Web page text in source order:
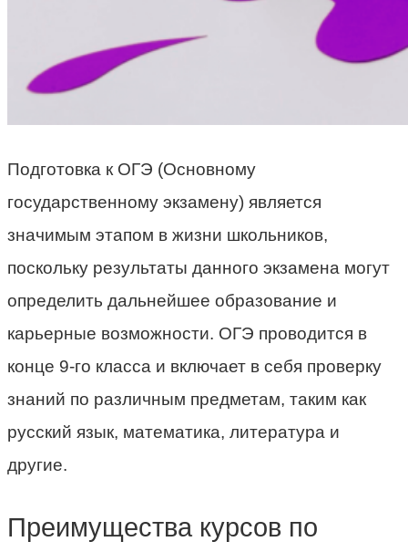
Подготовка к ОГЭ (Основному
государственному экзамену) является
значимым этапом в жизни школьников,
поскольку результаты данного экзамена могут
определить дальнейшее образование и
карьерные возможности. ОГЭ проводится в
конце 9-го класса и включает в себя проверку
знаний по различным предметам, таким как
русский язык, математика, литература и
другие.
Преимущества курсов по